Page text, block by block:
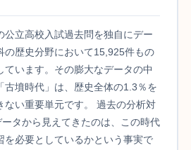
公立高校入試過去問を独自にデー
の歴史分野において15,925件もの
ています。その膨大なデータの中
古墳時代」は、歴史全体の1.3％を
ない重要単元です。 過去の分析対
タから見えてきたのは、この時代
を必要としているかという事実で